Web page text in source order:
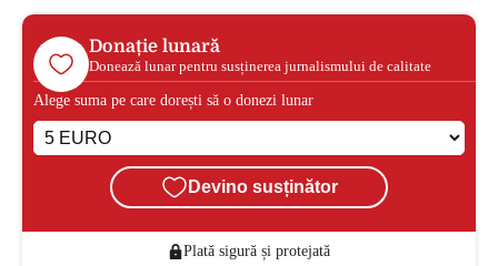
Donație lunară
Donează lunar pentru susținerea jurnalismului de calitate
Alege suma pe care dorești să o donezi lunar
Devino susținător
Plată sigură și protejată